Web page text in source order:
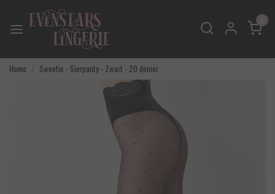
Home Sweetie - Sierpanty - Zwart - 20 denier